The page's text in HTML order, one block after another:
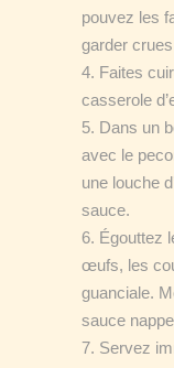
pouvez les
garder
Faites
casserole
Dans un
avec le
une louche
sauce.
Égouttez
œufs, les
guanciale.
sauce
Servez